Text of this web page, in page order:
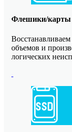
Флешики/карты
объемов и
логических